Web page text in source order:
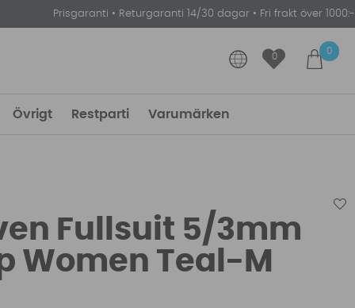
Prisgaranti • Returgaranti 14/30 dagar • Fri frakt över 1000:-
0
0
Övrigt Restparti Varumärken
Fullsuit 5/3mm
Women Teal-M